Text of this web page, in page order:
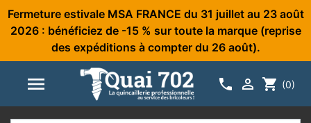
Fermeture estivale MSA FRANCE du 31 juillet au 23 août
2026 : bénéficiez de -15 % sur toute la marque (reprise
des expéditions à compter du 26 août).
   shopping_cart (0)